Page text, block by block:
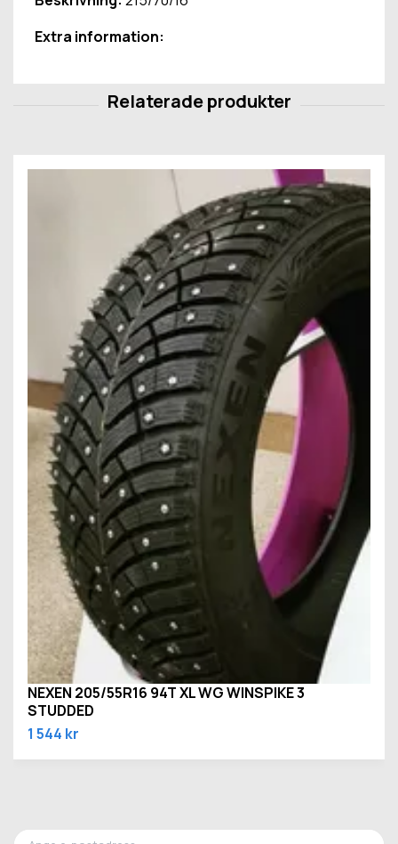
Extra information:
NEXEN 205/55R16 94T XL WG WINSPIKE 3
STUDDED
1 544 kr